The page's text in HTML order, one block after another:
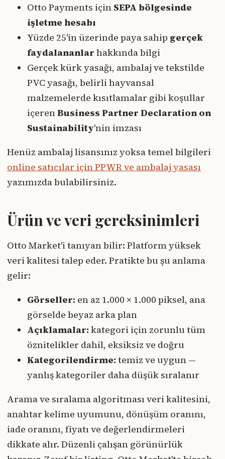
Otto Payments için SEPA bölgesinde
işletme hesabı
Yüzde 25'in üzerinde paya sahip gerçek
faydalananlar hakkında bilgi
Gerçek kürk yasağı, ambalaj ve tekstilde
PVC yasağı, belirli hayvansal
malzemelerde kısıtlamalar gibi koşullar
içerenBusiness Partner Declaration on
Sustainability'nin imzası
Henüz ambalaj lisansınız yoksa temel bilgileri
online satıcılar için PPWR ve ambalaj yasası
yazımızda bulabilirsiniz.
Ürün ve veri gereksinimleri
Otto Market'i tanıyan bilir: Platform yüksek
veri kalitesi talep eder. Pratikte bu şu anlama
gelir:
Görseller: en az 1.000 × 1.000 piksel, ana
görselde beyaz arka plan
Açıklamalar: kategori için zorunlu tüm
öznitelikler dahil, eksiksiz ve doğru
Kategorilendirme: temiz ve uygun —
yanlış kategoriler daha düşük sıralanır
Arama ve sıralama algoritması veri kalitesini,
anahtar kelime uyumunu, dönüşüm oranını,
iade oranını, fiyatı ve değerlendirmeleri
dikkate alır. Düzenli çalışan görünürlük